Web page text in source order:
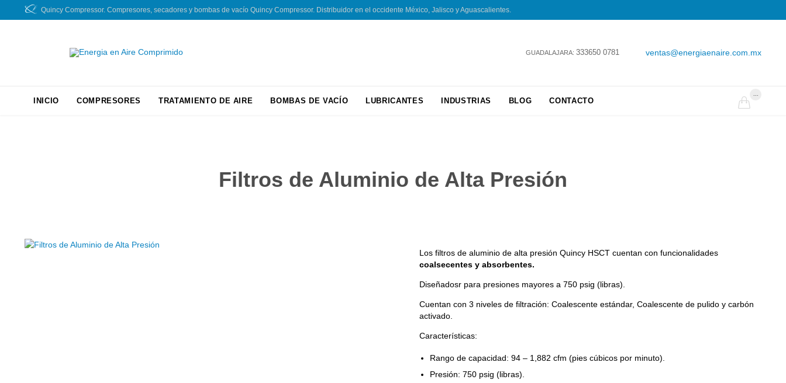
Quincy Compressor. Compresores, secadores y bombas de vacío Quincy Compressor. Distribuidor en el occidente México, Jalisco y Aguascalientes.
GUADALAJARA: 333650 0781 ventas@energiaenaire.com.mx
to
INICIO COMPRESORES TRATAMIENTO DE AIRE BOMBAS DE VACÍO LUBRICANTES INDUSTRIAS BLOG CONTACTO 
Filtros de Aluminio de Alta Presión
Los filtros de aluminio de alta presión Quincy HSCT cuentan con funcionalidades
coalsecentes y absorbentes.
Diseñadosr para presiones mayores a 750 psig (libras).
Cuentan con 3 niveles de filtración: Coalescente estándar, Coalescente de pulido y carbón
activado.
Características:
Rango de capacidad: 94 – 1,882 cfm (pies cúbicos por minuto).
Presión: 750 psig (libras).